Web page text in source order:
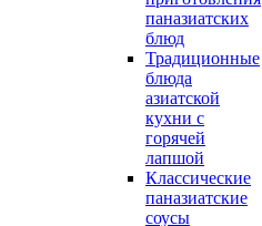
паназиатских
блюд
Традиционные
блюда
азиатской
кухни с
горячей
лапшой
Классические
паназиатские
соусы